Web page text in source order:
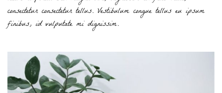
consectetur consectetur tellus. Vestibulum congue tellus eu ipsum
finibus, id vulputate mi dignissim.